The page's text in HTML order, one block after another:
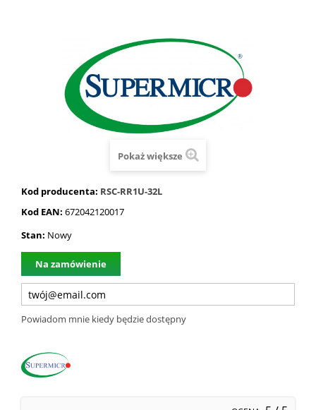
Pokaż większe
Kod producenta: RSC-RR1U-32L
Kod EAN: 672042120017
Stan: Nowy
Na zamówienie
Powiadom mnie kiedy będzie dostępny